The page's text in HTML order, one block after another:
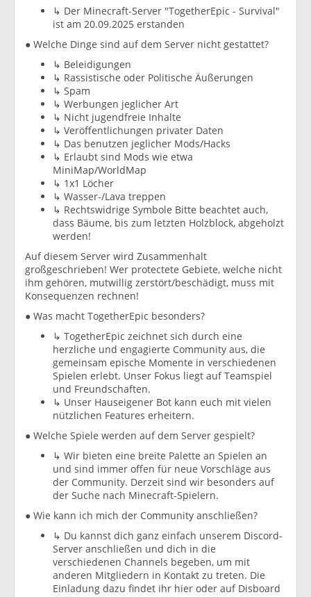
↳ Der Minecraft-Server "TogetherEpic - Survival"
ist am 20.09.2025 erstanden
● Welche Dinge sind auf dem Server nicht gestattet?
↳ Beleidigungen
↳ Rassistische oder Politische Äußerungen
↳ Spam
↳ Werbungen jeglicher Art
↳ Nicht jugendfreie Inhalte
↳ Veröffentlichungen privater Daten
↳ Das benutzen jeglicher Mods/Hacks
↳ Erlaubt sind Mods wie etwa
MiniMap/WorldMap
↳ 1x1 Löcher
↳ Wasser-/Lava treppen
↳ Rechtswidrige Symbole Bitte beachtet auch,
dass Bäume, bis zum letzten Holzblock, abgeholzt
werden!
Auf diesem Server wird Zusammenhalt
großgeschrieben! Wer protectete Gebiete, welche nicht
ihm gehören, mutwillig zerstört/beschädigt, muss mit
Konsequenzen rechnen!
● Was macht TogetherEpic besonders?
↳ TogetherEpic zeichnet sich durch eine
herzliche und engagierte Community aus, die
gemeinsam epische Momente in verschiedenen
Spielen erlebt. Unser Fokus liegt auf Teamspiel
und Freundschaften.
↳ Unser Hauseigener Bot kann euch mit vielen
nützlichen Features erheitern.
● Welche Spiele werden auf dem Server gespielt?
↳ Wir bieten eine breite Palette an Spielen an
und sind immer offen für neue Vorschläge aus
der Community. Derzeit sind wir besonders auf
der Suche nach Minecraft-Spielern.
● Wie kann ich mich der Community anschließen?
↳ Du kannst dich ganz einfach unserem Discord-
Server anschließen und dich in die
verschiedenen Channels begeben, um mit
anderen Mitgliedern in Kontakt zu treten. Die
Einladung dazu findet ihr hier oder auf Disboard